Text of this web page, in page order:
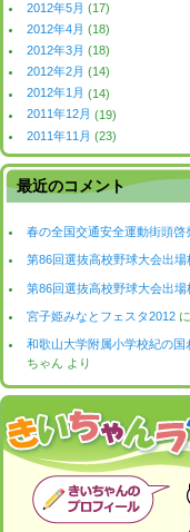
2012年5月 (17)
2012年4月 (18)
2012年3月 (18)
2012年2月 (14)
2012年1月 (14)
2011年12月 (19)
2011年11月 (23)
最近のコメント
春の全国交通安全運動街頭啓
第86回選抜高校野球大会出場
第86回選抜高校野球大会出場
宮子姫みなとフェスタ2012 に
和歌山大学附属小学校紀の
ちゃん より